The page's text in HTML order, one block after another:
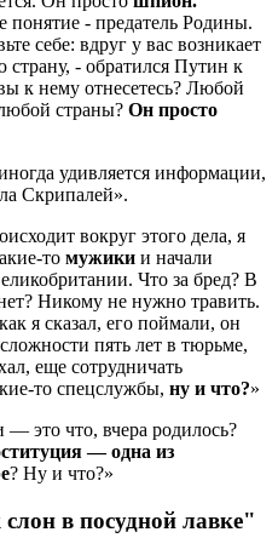
понятие - предатель Родины.
себе: вдруг у вас возникает
страну, - обратился Путин к
к нему отнесетесь? Любой
страны? Он просто
удивляется информации,
Скрипалей».
вокруг этого дела, я
то мужики и начали
Что за бред? В
Никому не нужно травить.
я сказал, его поймали, он
пять лет в тюрьме,
еще сотрудничать
то спецслужбы, ну и что?»
это что, вчера родилось?
— одна из
? Ну и что?»
в посудной лавке"